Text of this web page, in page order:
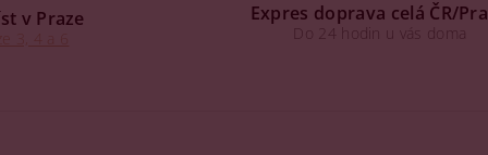
v Praze
3, 4 a 6
Expres doprava celá ČR/
Do 24 hodin u vás doma